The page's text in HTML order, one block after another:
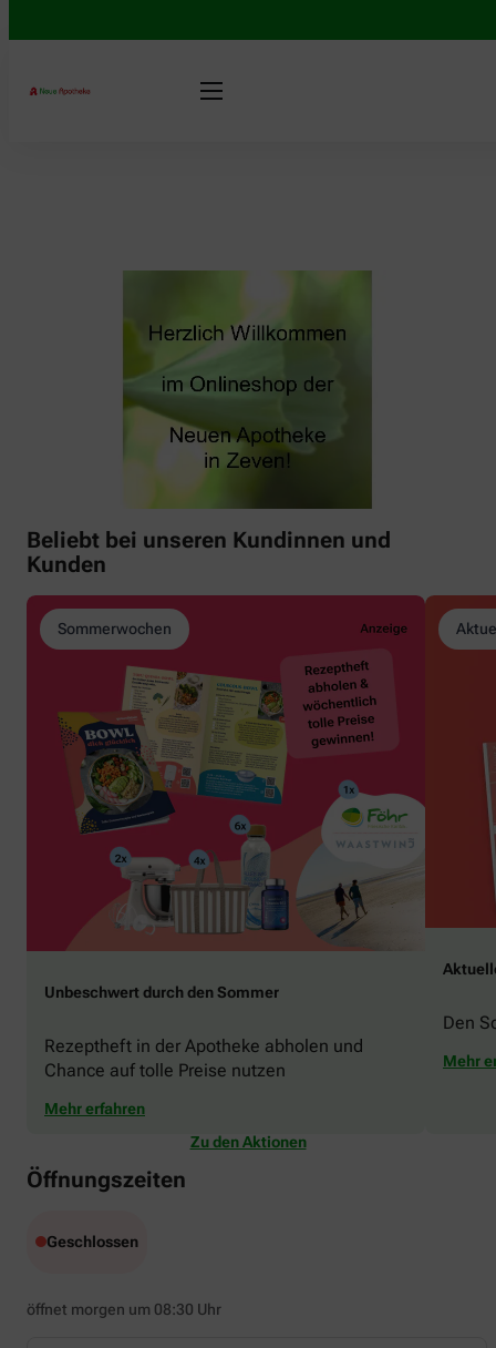
Beliebt bei unseren Kundinnen und
Kunden
Sommerwochen
Unbeschwert durch den Sommer
Rezeptheft in der Apotheke abholen und
Chance auf tolle Preise nutzen
Mehr erfahren
Den
Mehr
Zu den Aktionen
Öffnungszeiten
Geschlossen
öffnet morgen um 08:30 Uhr